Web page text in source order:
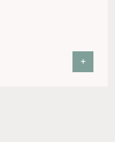
+